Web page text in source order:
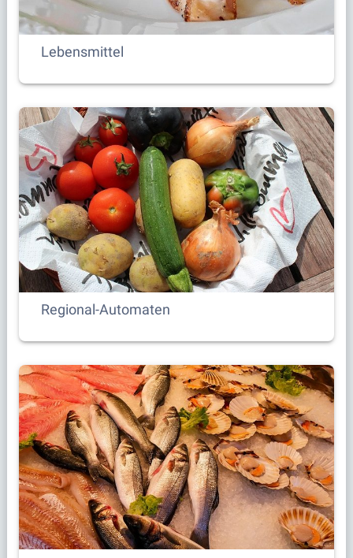
Lebensmittel
Regional-Automaten